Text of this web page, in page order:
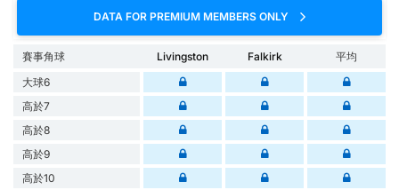
DATA FOR PREMIUM MEMBERS ONLY
賽事角球 Livingston Falkirk
平均
大球6
高於7
高於8
高於9
高於10